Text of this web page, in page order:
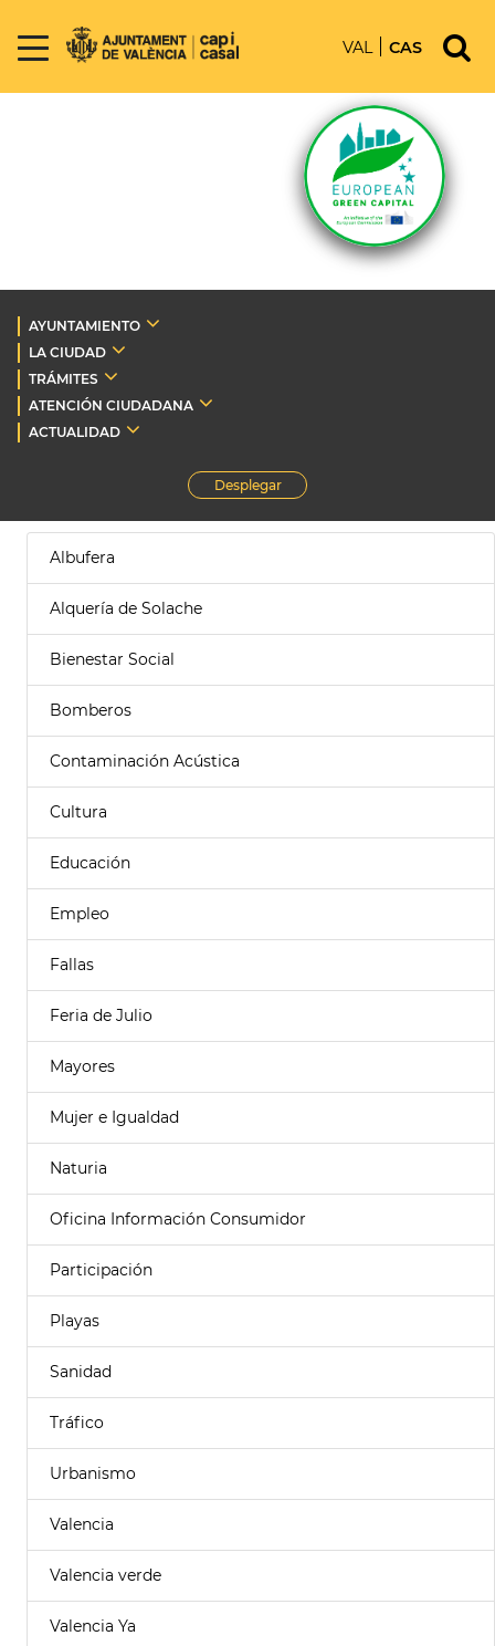
VAL CAS
AYUNTAMIENTO
LA CIUDAD
TRÁMITES
ATENCIÓN CIUDADANA
ACTUALIDAD
Desplegar
Albufera
Alquería de Solache
Bienestar Social
Bomberos
Contaminación Acústica
Cultura
Educación
Empleo
Fallas
Feria de Julio
Mayores
Mujer e Igualdad
Naturia
Oficina Información Consumidor
Participación
Playas
Sanidad
Tráfico
Urbanismo
Valencia
Valencia verde
Valencia Ya